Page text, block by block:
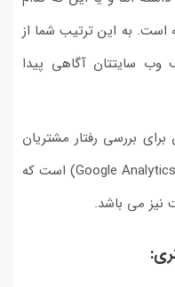
است. به این ترتیب شما از
سایتتان آگاهی پیدا
بررسی رفتار مشتریان
از آن استفاده کرد، گوگل آنالیتیکس(Google Analytics) است که
نیز می باشد.